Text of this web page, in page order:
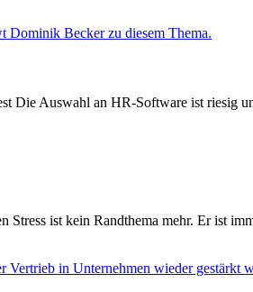
Die Auswahl an HR-Software ist riesig
ist kein Randthema mehr. Er ist